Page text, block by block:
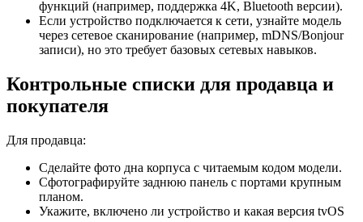
функций (например, поддержка 4K, Bluetooth версии).
Если устройство подключается к сети, узнайте модель
через сетевое сканирование (например, mDNS/Bonjour
записи), но это требует базовых сетевых навыков.
Контрольные списки для продавца и
покупателя
Для продавца:
Сделайте фото дна корпуса с читаемым кодом модели.
Сфотографируйте заднюю панель с портами крупным
планом.
Укажите, включено ли устройство и какая версия tvOS